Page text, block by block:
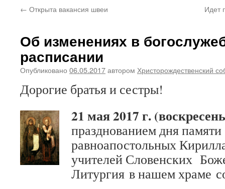
← Открыта вакансия швеи Идет
Об изменениях в
расписании
Опубликовано 06.05.2017автором Христорождественский
Дорогие братья и сестры!
21 мая 2017 г.
празднованием дня
равноапостольных
учителей Словенских
Литургия в нашем храме